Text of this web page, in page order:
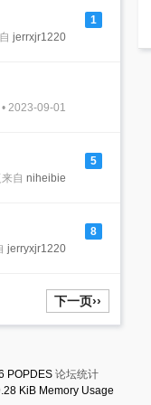
jerrxjr1220
1
• 2023-09-01
自 niheibie
5
jerryxjr1220
8
下一页››
POPDES 论坛统计
KiB Memory Usage